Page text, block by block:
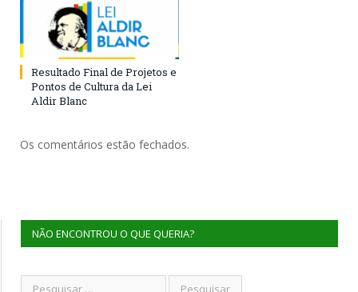
Resultado Final de Projetos e
Pontos de Cultura da Lei
Aldir Blanc
Os comentários estão fechados.
NÃO ENCONTROU O QUE QUERIA?